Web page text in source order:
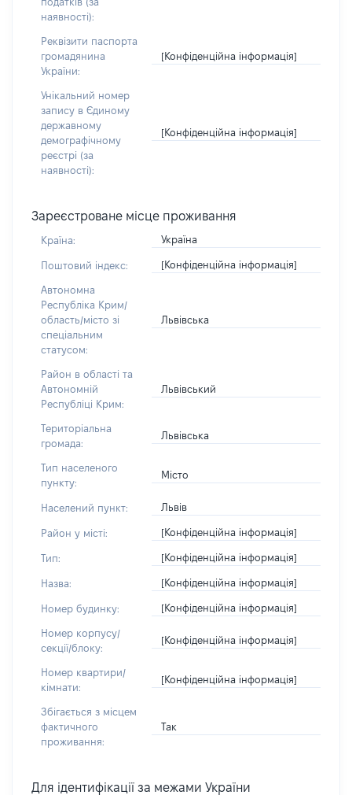
наявності):
Реквізити паспорта
громадянина
України:
[Конфіденційна інформація]
Унікальний номер
запису в Єдиному
державному
демографічному
реєстрі (за
наявності):
[Конфіденційна інформація]
Зареєстроване місце проживання
Країна: Україна
Поштовий індекс: [Конфіденційна інформація]
Автономна
Республіка Крим/
область/місто зі
спеціальним
статусом:
Львівська
Район в області та
Автономній
Республіці Крим:
Львівський
Територіальна
громада:
Львівська
Тип населеного
пункту:
Місто
Населений пункт: Львів
Район у місті: [Конфіденційна інформація]
Тип: [Конфіденційна інформація]
Назва: [Конфіденційна інформація]
Номер будинку: [Конфіденційна інформація]
Номер корпусу/
секції/блоку:
[Конфіденційна інформація]
Номер квартири/
кімнати:
[Конфіденційна інформація]
Збігається з місцем
фактичного
проживання:
Так
Для ідентифікації за межами України